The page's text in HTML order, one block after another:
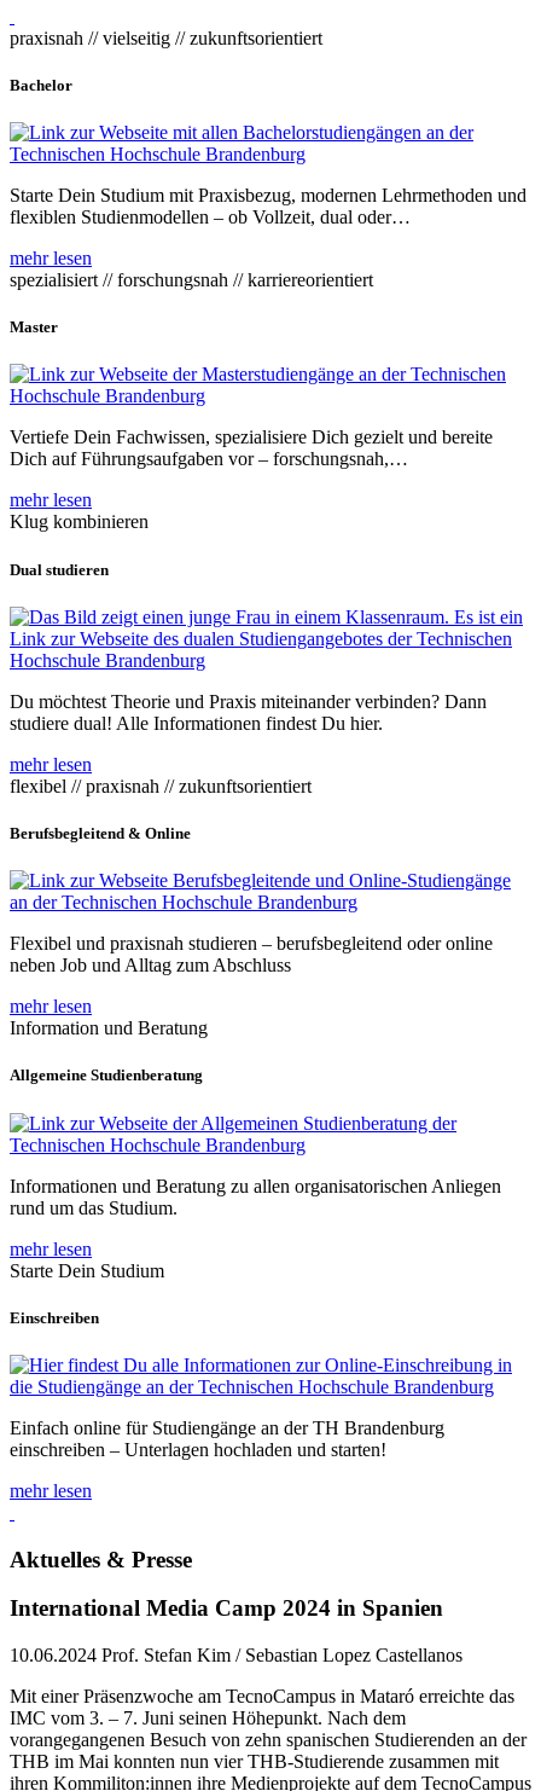
praxisnah // vielseitig // zukunftsorientiert
Bachelor
Starte Dein Studium mit Praxisbezug, modernen Lehrmethoden und
flexiblen Studienmodellen – ob Vollzeit, dual oder…
mehr lesen
spezialisiert // forschungsnah // karriereorientiert
Master
Vertiefe Dein Fachwissen, spezialisiere Dich gezielt und bereite
Dich auf Führungsaufgaben vor – forschungsnah,…
mehr lesen
Klug kombinieren
Dual studieren
Du möchtest Theorie und Praxis miteinander verbinden? Dann
studiere dual! Alle Informationen findest Du hier.
mehr lesen
flexibel // praxisnah // zukunftsorientiert
Berufsbegleitend & Online
Flexibel und praxisnah studieren – berufsbegleitend oder online
neben Job und Alltag zum Abschluss
mehr lesen
Information und Beratung
Allgemeine Studienberatung
Informationen und Beratung zu allen organisatorischen Anliegen
rund um das Studium.
mehr lesen
Starte Dein Studium
Einschreiben
Einfach online für Studiengänge an der TH Brandenburg
einschreiben – Unterlagen hochladen und starten!
mehr lesen
Aktuelles & Presse
International Media Camp 2024 in Spanien
10.06.2024 Prof. Stefan Kim / Sebastian Lopez Castellanos
Mit einer Präsenzwoche am TecnoCampus in Mataró erreichte das
IMC vom 3. – 7. Juni seinen Höhepunkt. Nach dem
vorangegangenen Besuch von zehn spanischen Studierenden an der
THB im Mai konnten nun vier THB-Studierende zusammen mit
ihren Kommiliton:innen ihre Medienprojekte auf dem TecnoCampus